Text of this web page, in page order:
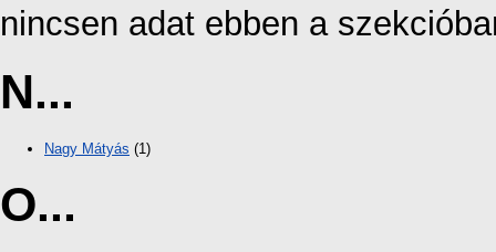
nincsen adat ebben a
N...
Nagy Mátyás (1)
O...